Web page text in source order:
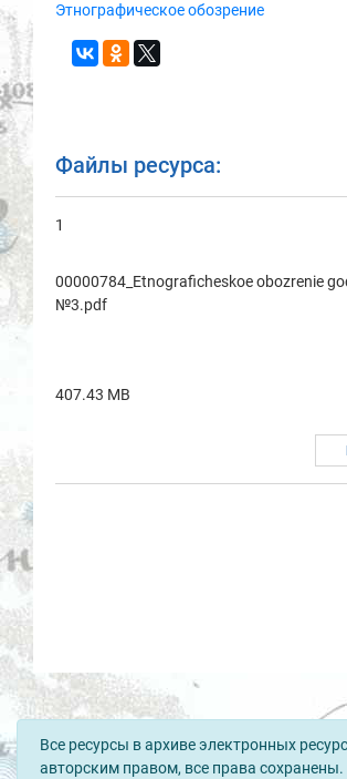
Этнографическое обозрение
Файлы ресурса:
1
00000784_Etnogrаficheskoe obozrenie
№3.pdf
407.43 MB
Все ресурсы в архиве электронных
авторским правом, все права сохранены.